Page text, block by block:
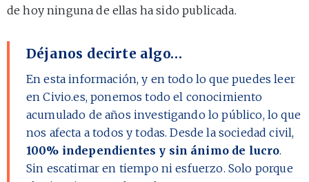
de hoy ninguna de ellas ha sido publicada.
Déjanos decirte algo…
En esta información, y en todo lo que puedes leer
en Civio.es, ponemos todo el conocimiento
acumulado de años investigando lo público, lo que
nos afecta a todos y todas. Desde la sociedad civil,
100% independientes y sin ánimo de lucro.
Sin escatimar en tiempo ni esfuerzo. Solo porque